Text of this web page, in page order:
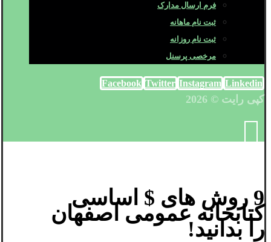
فرم ارسال مدارک
ثبت نام ماهانه
ثبت نام روزانه
مرخصی پرسنل
Facebook Twitter Instagram Linkedin
کپی رایت © 2026
9 روش های $ اساسی
کتابخانه عمومی اصفهان
را بدانید!